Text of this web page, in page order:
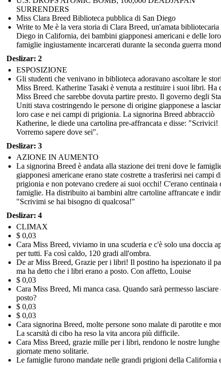
SURRENDERS
Miss Clara Breed Biblioteca pubblica di San Diego
Write to Me è la vera storia di Clara Breed, un'amata bibliotecaria
Diego in California, dei bambini giapponesi americani e delle loro
famiglie ingiustamente incarcerati durante la seconda guerra
Deslizar: 2
ESPOSIZIONE
Gli studenti che venivano in biblioteca adoravano ascoltare le
Miss Breed. Katherine Tasaki è venuta a restituire i suoi libri. Ha
Miss Breed che sarebbe dovuta partire presto. Il governo degli
Uniti stava costringendo le persone di origine giapponese a
loro case e nei campi di prigionia. La signorina Breed abbracciò
Katherine, le diede una cartolina pre-affrancata e disse: "Scrivici!
Vorremo sapere dove sei".
Deslizar: 3
AZIONE IN AUMENTO
La signorina Breed è andata alla stazione dei treni dove le
giapponesi americane erano state costrette a trasferirsi nei campi
prigionia e non potevano credere ai suoi occhi! C'erano centinaia
famiglie. Ha distribuito ai bambini altre cartoline affrancate e
"Scrivimi se hai bisogno di qualcosa!"
Deslizar: 4
CLIMAX
$ 0,03
Cara Miss Breed, viviamo in una scuderia e c'è solo una doccia
per tutti. Fa così caldo, 120 gradi all'ombra.
De ar Miss Breed, Grazie per i libri! Il postino ha ispezionato il
ma ha detto che i libri erano a posto. Con affetto, Louise
$ 0,03
Cara Miss Breed, Mi manca casa. Quando sarà permesso lasciare
posto?
$ 0,03
$ 0,03
Cara signorina Breed, molte persone sono malate di parotite e
La scarsità di cibo ha reso la vita ancora più difficile.
Cara Miss Breed, grazie mille per i libri, rendono le nostre lunghe
giornate meno solitarie.
Le famiglie furono mandate nelle grandi prigioni della California